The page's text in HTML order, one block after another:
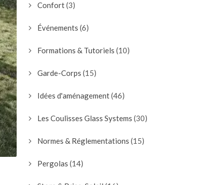
Confort(3)
Événements (6)
Formations & Tutoriels (10)
Garde-Corps (15)
Idées d'aménagement(46)
Les Coulisses Glass Systems (30)
Normes & Réglementations (15)
Pergolas (14)